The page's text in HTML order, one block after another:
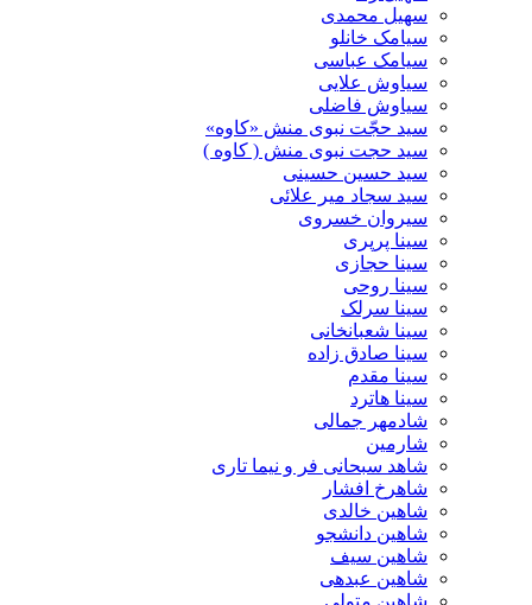
سهیل محمدی
سیامک خانلو
سیامک عباسی
سیاوش علایی
سیاوش فاضلی
سید حجّت نبوی منش «کاوه»
سید حجت نبوی منش ( کاوه )
سید حسین حسینى
سید سجاد میر علائی
سیروان خسروی
سینا پرپری
سینا حجازی
سینا روحی
سینا سرلک
سینا شعبانخانی
سینا صادق زاده
سینا مقدم
سینا هاترد
شادمهر جمالی
شارمین
شاهد سبحانی فر و نیما تاری
شاهرخ افشار
شاهین خالدی
شاهین دانشجو
شاهین سیف
شاهین عبدهی
شاهین متولی